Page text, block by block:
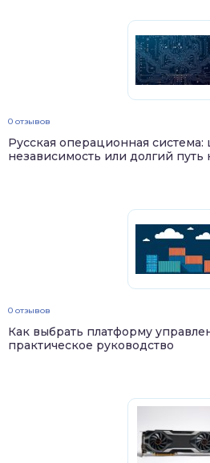
0 отзывов
Русская операционная
независимость или долгий путь
0 отзывов
Как выбрать платформу
практическое руководство